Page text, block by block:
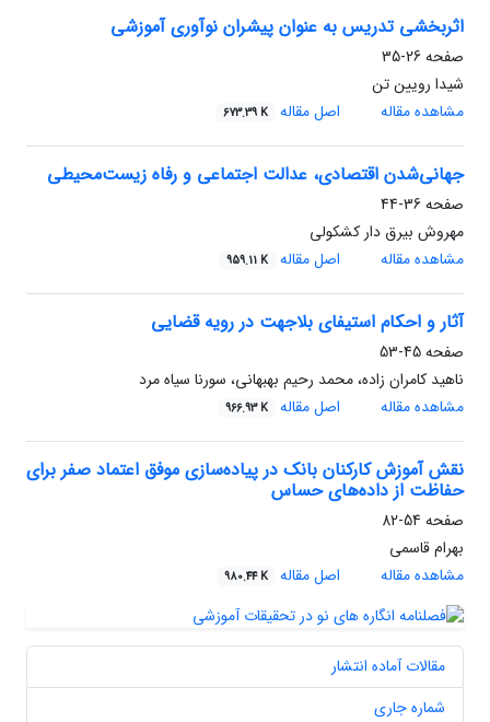
اثربخشی تدریس به عنوان پیشران نوآوری آموزشی
صفحه 26-35
شیدا رویین تن
مشاهده مقاله
اصل مقاله 673.39 K
جهانی‌شدن اقتصادی، عدالت اجتماعی و رفاه زیست‌محیطی
صفحه 36-44
مهروش بیرق دار کشکولی
مشاهده مقاله
اصل مقاله 959.11 K
آثار و احکام استیفای بلاجهت در رویه قضایی
صفحه45-53
ناهید کامران زاده، محمد رحیم بهبهانی، سورنا سیاه مرد
مشاهده مقاله
اصل مقاله 966.93 K
نقش آموزش کارکنان بانک در پیاده‌سازی موفق اعتماد صفر برای
حفاظت از داده‌های حساس
صفحه 54-82
بهرام قاسمی
مشاهده مقاله
اصل مقاله 980.44 K
مقالات آماده انتشار
شماره جاری